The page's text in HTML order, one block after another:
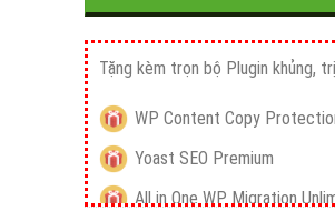
Tặng kèm trọn bộ Plugin khủng,
WP Content Copy
Yoast SEO Premium
All in One WP Migration